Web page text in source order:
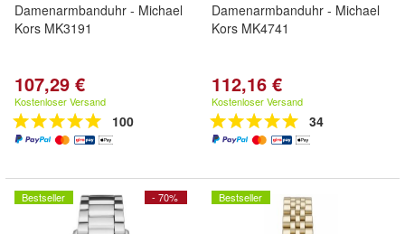
Damenarmbanduhr - Michael
Kors MK3191
107,29 €
Kostenloser Versand
100
Damenarmbanduhr - Michael
Kors MK4741
112,16 €
Kostenloser Versand
34
- 70%
Bestseller Bestseller